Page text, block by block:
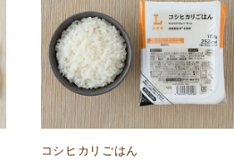
コシヒカリごはん